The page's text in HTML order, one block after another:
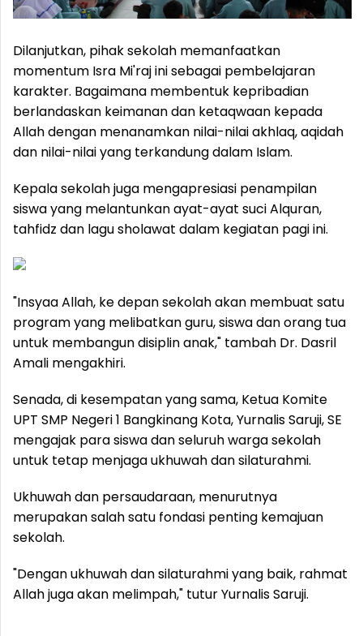
Dilanjutkan, pihak sekolah memanfaatkan
momentum Isra Mi'raj ini sebagai pembelajaran
karakter. Bagaimana membentuk kepribadian
berlandaskan keimanan dan ketaqwaan kepada
Allah dengan menanamkan nilai-nilai akhlaq, aqidah
dan nilai-nilai yang terkandung dalam Islam.
Kepala sekolah juga mengapresiasi penampilan
siswa yang melantunkan ayat-ayat suci Alquran,
tahfidz dan lagu sholawat dalam kegiatan pagi ini.
"Insyaa Allah, ke depan sekolah akan membuat satu
program yang melibatkan guru, siswa dan orang tua
untuk membangun disiplin anak," tambah Dr. Dasril
Amali mengakhiri.
Senada, di kesempatan yang sama, Ketua Komite
UPT SMP Negeri 1 Bangkinang Kota, Yurnalis Saruji, SE
mengajak para siswa dan seluruh warga sekolah
untuk tetap menjaga ukhuwah dan silaturahmi.
Ukhuwah dan persaudaraan, menurutnya
merupakan salah satu fondasi penting kemajuan
sekolah.
"Dengan ukhuwah dan silaturahmi yang baik, rahmat
Allah juga akan melimpah," tutur Yurnalis Saruji.